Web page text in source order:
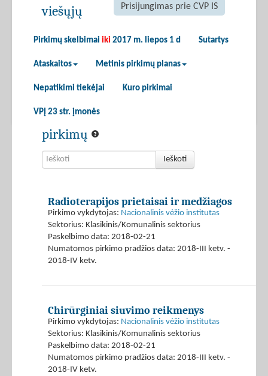
Prisijungimas prie CVP IS
Pirkimų skelbimai iki 2017 m. liepos 1 d Sutartys
Ataskaitos Metinis pirkimų planas
Nepatikimi tiekėjai Kuro pirkimai
VPĮ 23 str. įmonės
viešųjų
pirkimų
Ieškoti
Radioterapijos prietaisai ir medžiagos
Pirkimo vykdytojas: Nacionalinis vėžio institutas
Sektorius: Klasikinis/Komunalinis sektorius
Paskelbimo data: 2018-02-21
Numatomos pirkimo pradžios data: 2018-III ketv. -
2018-IV ketv.
Chirūrginiai siuvimo reikmenys
Pirkimo vykdytojas: Nacionalinis vėžio institutas
Sektorius: Klasikinis/Komunalinis sektorius
Paskelbimo data: 2018-02-21
Numatomos pirkimo pradžios data: 2018-III ketv. -
2018-IV ketv.